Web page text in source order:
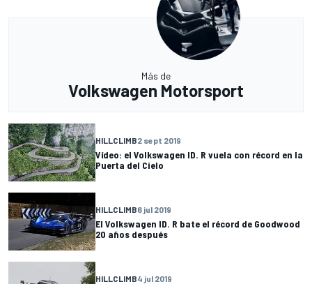
Más de
Volkswagen Motorsport
HILLCLIMB2 sept 2019
Vídeo: el Volkswagen ID. R vuela con récord en la
Puerta del Cielo
HILLCLIMB6 jul 2019
El Volkswagen ID. R bate el récord de Goodwood
20 años después
HILLCLIMB4 jul 2019